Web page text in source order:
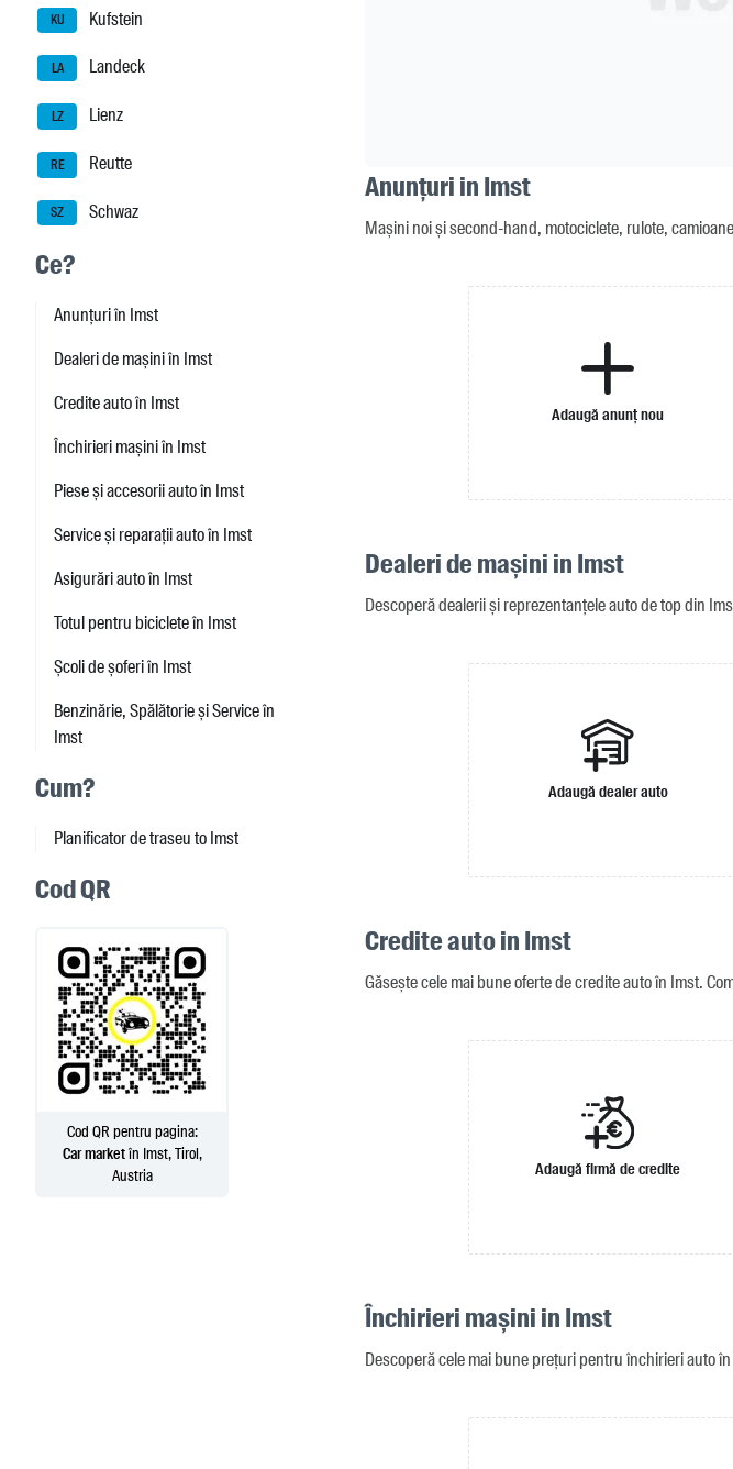
KU Kufstein
LA Landeck
LZ Lienz
RE Reutte
SZ Schwaz
Ce?
Anunțuri în Imst
Dealeri de mașini în Imst
Credite auto în Imst
Închirieri mașini în Imst
Piese și accesorii auto în Imst
Service și reparații auto în Imst
Asigurări auto în Imst
Totul pentru biciclete în Imst
Școli de șoferi în Imst
Benzinărie, Spălătorie și Service în
Imst
Cum?
Planificator de traseu to Imst
Cod QR
Cod QR pentru pagina:
Car marketîn Imst, Tirol,
Austria
Anunțuri in Imst
Mașini noi și second-hand, motociclete, rulote,
Adaugă anunț nou
Dealeri de mașini in Imst
Descoperă dealerii și reprezentanțele auto de top din
Adaugă dealer auto
Credite auto in Imst
Găsește cele mai bune oferte de credite auto în Imst.
Adaugă firmă de credite
Închirieri mașini in Imst
Descoperă cele mai bune prețuri pentru închirieri auto